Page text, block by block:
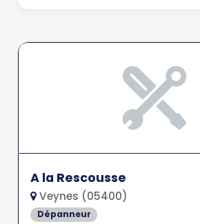
A la Rescousse
Veynes (05400)
Dépanneur